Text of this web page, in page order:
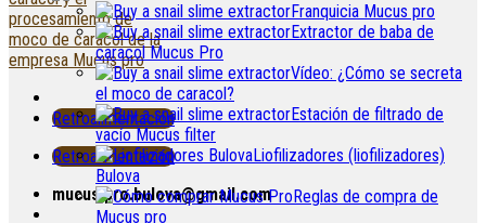
Retroalimentación
Retroalimentación
mucus.pro.bulova@gmail.com
Franquicia Mucus pro
Extractor de baba de
caracol Mucus Pro
Vídeo: ¿Cómo se secreta
el moco de caracol?
Estación de filtrado de
vacío Mucus filter
Liofilizadores (liofilizadores)
Bulova
Reglas de compra de
Mucus pro